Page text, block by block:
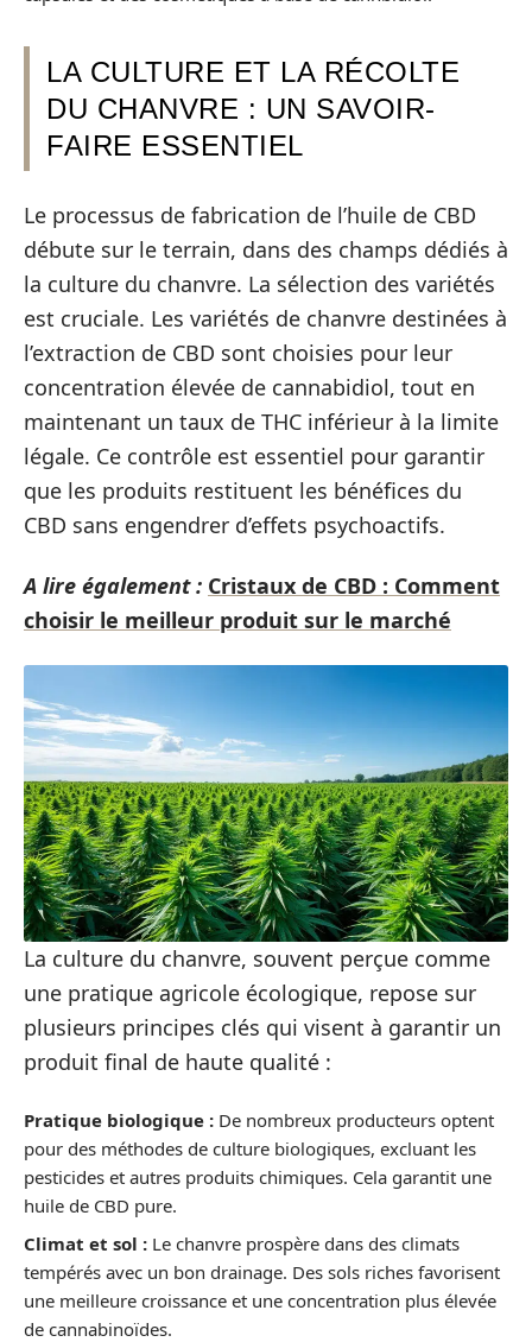
LA CULTURE ET LA RÉCOLTE
DU CHANVRE : UN SAVOIR-
FAIRE ESSENTIEL
Le processus de fabrication de l’huile de CBD
débute sur le terrain, dans des champs dédiés à
la culture du chanvre. La sélection des variétés
est cruciale. Les variétés de chanvre destinées à
l’extraction de CBD sont choisies pour leur
concentration élevée de cannabidiol, tout en
maintenant un taux de THC inférieur à la limite
légale. Ce contrôle est essentiel pour garantir
que les produits restituent les bénéfices du
CBD sans engendrer d’effets psychoactifs.
A lire également : Cristaux de CBD : Comment
choisir le meilleur produit sur le marché
La culture du chanvre, souvent perçue comme
une pratique agricole écologique, repose sur
plusieurs principes clés qui visent à garantir un
produit final de haute qualité :
Pratique biologique : De nombreux producteurs optent
pour des méthodes de culture biologiques, excluant les
pesticides et autres produits chimiques. Cela garantit une
huile de CBD pure.
Climat et sol : Le chanvre prospère dans des climats
tempérés avec un bon drainage. Des sols riches favorisent
une meilleure croissance et une concentration plus élevée
de cannabinoïdes.